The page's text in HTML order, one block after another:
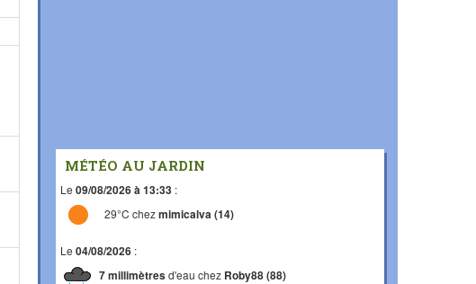
MÉTÉO AU JARDIN
Le 09/08/2026 à 13:33 :
29°C chezmimicalva (14)
Le 04/08/2026 :
7 millimètresd'eau chez Roby88 (88)